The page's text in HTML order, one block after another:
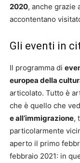
2020, anche grazie
accontentano
Gli eventi in
Il programma di
europea della
articolato. Tutto è
che è quello che
e all’immigrazione,
particolarmente
aperto il primo
febbraio 2021: in